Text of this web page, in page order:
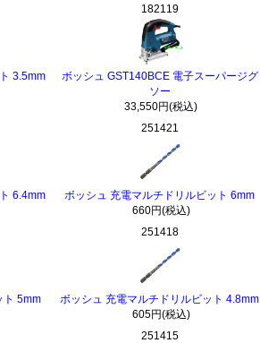
3.5mm
182119
ボッシュ GST140BCE 電子スーパージグ
ソー
33,550円(税込)
6.4mm
251421
ボッシュ 充電マルチドリルビット 6mm
660円(税込)
ト 5mm
251418
ボッシュ 充電マルチドリルビット 4.8mm
605円(税込)
251415